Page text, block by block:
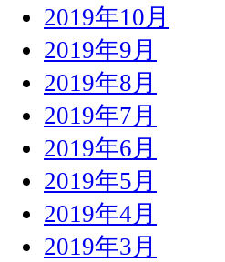
2019年10月
2019年9月
2019年8月
2019年7月
2019年6月
2019年5月
2019年4月
2019年3月